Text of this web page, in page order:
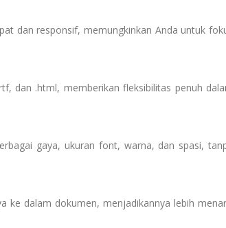
dan responsif, memungkinkan Anda untuk
dan .html, memberikan fleksibilitas penuh
gaya, ukuran font, warna, dan spasi,
ke dalam dokumen, menjadikannya lebih